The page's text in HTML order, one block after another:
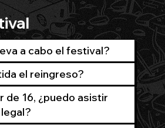
a cabo el festival?
el reingreso?
de 16, ¿puedo asistir